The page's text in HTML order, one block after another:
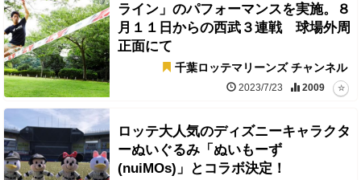
ライン」のパフォーマンスを実施。８
月１１日からの西武３連戦 球場外周
正面にて
千葉ロッテマリーンズ チャンネル
2023/7/23 2009
ロッテ大人気のディズニーキャラクタ
ーぬいぐるみ「ぬいもーず
(nuiMOs)」とコラボ決定！